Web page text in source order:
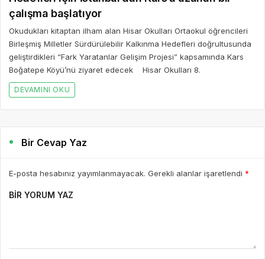
çalışma başlatıyor
Okudukları kitaptan ilham alan Hisar Okulları Ortaokul öğrencileri
Birleşmiş Milletler Sürdürülebilir Kalkınma Hedefleri doğrultusunda
geliştirdikleri “Fark Yaratanlar Gelişim Projesi” kapsamında Kars
Boğatepe Köyü’nü ziyaret edecek Hisar Okulları 8.
DEVAMINI OKU
Bir Cevap Yaz
E-posta hesabınız yayımlanmayacak. Gerekli alanlar işaretlendi *
BIR YORUM YAZ